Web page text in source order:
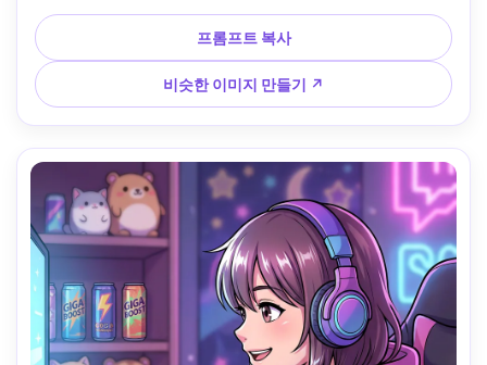
섬세한 셀 음영, 고요한 건강한 분위기, 매우 디테일한 자연 배
경, 85mm 렌즈, 얕은 피사계 깊이 --ar 4:5
프롬프트 복사
비슷한 이미지 만들기 ↗